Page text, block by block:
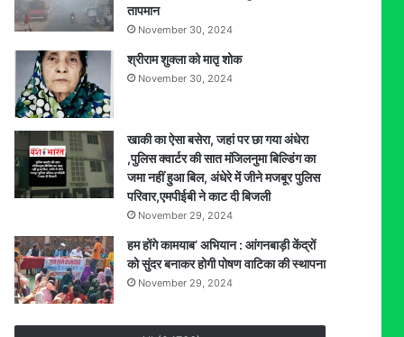
तापमान
November 30, 2024
श्रीराम शुक्ला को मातृ शोक
November 30, 2024
खाकी का ऐसा बसेरा, जहां पर छा गया अंधेरा
,पुलिस क्वार्टर की सात मंजिलनुमा बिल्डिंग का
जमा नहीं हुआ बिल, अंधेरे में जीने मजबूर पुलिस
परिवार,एमपीईबी ने काट दी बिजली
November 29, 2024
हम होंगे कामयाब’ अभियान : आंगनबाड़ी केंद्रों
को सुंदर बनाकर होगी पोषण वाटिका की स्थापना
November 29, 2024